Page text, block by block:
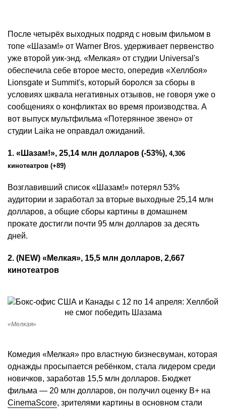
После четырёх выходных подряд с новым фильмом в
топе «Шазам!» от Warner Bros. удерживает первенство
уже второй уик-энд. «Мелкая» от студии Universal's
обеспечила себе второе место, опередив «Хеллбоя»
Lionsgate и Summit's, который боролся за сборы в
условиях шквала негативных отзывов, не говоря уже о
сообщениях о конфликтах во время производства. А
вот выпуск мультфильма «Потерянное звено» от
студии Laika не оправдал ожиданий.
1. «Шазам!», 25,14 млн долларов (-53%), 4,306
кинотеатров (+89)
Возглавивший список «Шазам!» потерял 53%
аудитории и заработал за вторые выходные 25,14 млн
долларов, а общие сборы картины в домашнем
прокате достигли почти 95 млн долларов за десять
дней.
2. (NEW) «Мелкая», 15,5 млн долларов, 2,667
кинотеатров
«Мелкая»
Комедия «Мелкая» про властную бизнесвуман, которая
однажды просыпается ребёнком, стала лидером среди
новичков, заработав 15,5 млн долларов. Бюджет
фильма — 20 млн долларов, он получил оценку B+ на
CinemaScore, зрителями картины в основном стали